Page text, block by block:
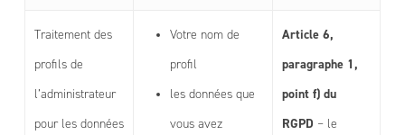
Traitement des
profils de
l’administrateur
pour les données
Votre nom de
profil
les données que
vous avez
Article 6,
paragraphe 1,
point f) du
RGPD – le